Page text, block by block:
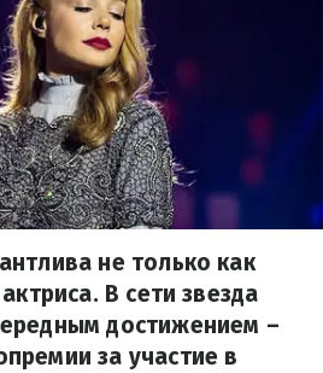
не только как
В сети звезда
достижением –
за участие в